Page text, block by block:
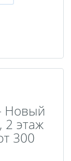
Новый
2 этаж
300